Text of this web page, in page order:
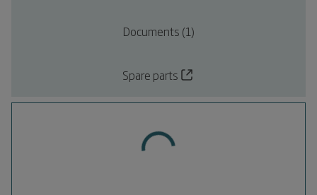
Documents (1)
Spare parts